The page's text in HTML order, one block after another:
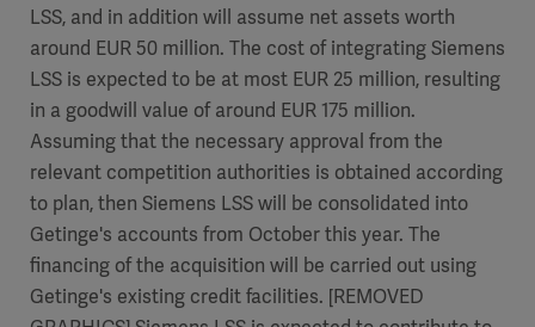
LSS, and in addition will assume net assets worth
around EUR 50 million. The cost of integrating Siemens
LSS is expected to be at most EUR 25 million, resulting
in a goodwill value of around EUR 175 million.
Assuming that the necessary approval from the
relevant competition authorities is obtained according
to plan, then Siemens LSS will be consolidated into
Getinge's accounts from October this year. The
financing of the acquisition will be carried out using
Getinge's existing credit facilities. [REMOVED